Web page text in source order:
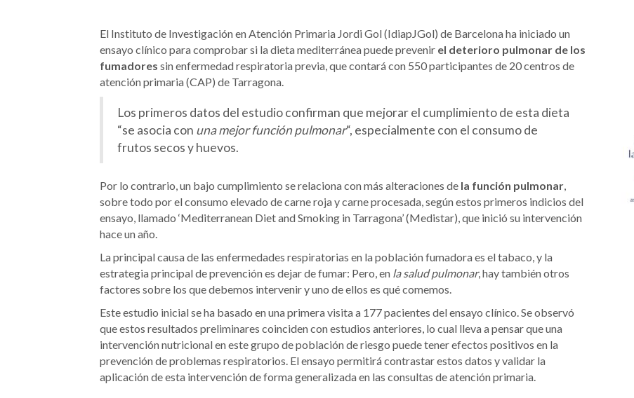
entradas
El Instituto de Investigación en Atención Primaria Jordi Gol (IdiapJGol) de Barcelona ha iniciado un
ensayo clínico para comprobar si la dieta mediterránea puede prevenir el deterioro pulmonar de los
fumadores sin enfermedad respiratoria previa, que contará con 550 participantes de 20 centros de
atención primaria (CAP) de Tarragona.
Los primeros datos del estudio confirman que mejorar el cumplimiento de esta dieta
“se asocia con una mejor función pulmonar“, especialmente con el consumo de
frutos secos y huevos.
Por lo contrario, un bajo cumplimiento se relaciona con más alteraciones de la función pulmonar,
sobre todo por el consumo elevado de carne roja y carne procesada, según estos primeros indicios del
ensayo, llamado ‘Mediterranean Diet and Smoking in Tarragona’ (Medistar), que inició su intervención
hace un año.
La principal causa de las enfermedades respiratorias en la población fumadora es el tabaco, y la
estrategia principal de prevención es dejar de fumar: Pero, en la salud pulmonar, hay también otros
factores sobre los que debemos intervenir y uno de ellos es qué comemos.
Este estudio inicial se ha basado en una primera visita a 177 pacientes del ensayo clínico. Se observó
que estos resultados preliminares coinciden con estudios anteriores, lo cual lleva a pensar que una
intervención nutricional en este grupo de población de riesgo puede tener efectos positivos en la
prevención de problemas respiratorios. El ensayo permitirá contrastar estos datos y validar la
aplicación de esta intervención de forma generalizada en las consultas de atención primaria.